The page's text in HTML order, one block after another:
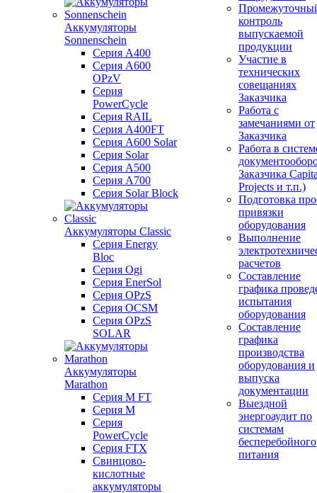
Аккумуляторы
Sonnenschein
Серия A400
Серия A600
OPzV
Серия
PowerCycle
Серия RAIL
Серия A400FT
Серия A600 Solar
Серия Solar
Серия A500
Серия A700
Серия Solar Block
Аккумуляторы Classic
Серия Energy
Bloc
Серия Ogi
Серия EnerSol
Серия OPzS
Серия OCSM
Серия OPzS
SOLAR
Аккумуляторы
Marathon
Серия M FT
Серия M
Серия
PowerCycle
Серия FTX
Свинцово-
кислотные
аккумуляторы
контроль
выпускаемой
продукции
Участие в
технических
совещаниях
Заказчика
Работа с
замечаниями от
Заказчика
Работа в
Заказчика
Projects и т.п.)
Подготовка
привязки
оборудования
Выполнение
расчетов
Составление
графика
испытания
оборудования
Составление
графика
производства
оборудования и
выпуска
документации
Выездной
энергоаудит по
системам
бесперебойного
питания